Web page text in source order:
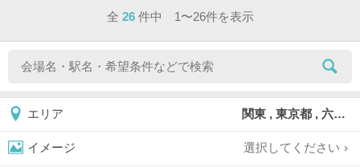
全 26 件中 1〜26件を表示
エリア 関東 , 東京都 , 六本木
イメージ 選択してください